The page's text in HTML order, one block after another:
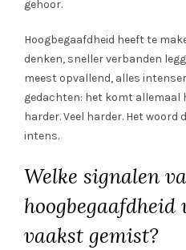
gehoor.
Hoogbegaafdheid heeft te
denken, sneller verbanden
meest opvallend, alles
gedachten: het komt allemaal
harder. Veel harder. Het woord
intens.
Welke signalen
hoogbegaafdheid
vaakst gemist?